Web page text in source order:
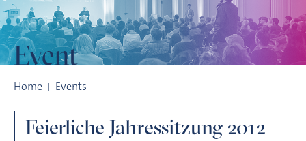
Event
Home Events
Feierliche Jahressitzung 2012